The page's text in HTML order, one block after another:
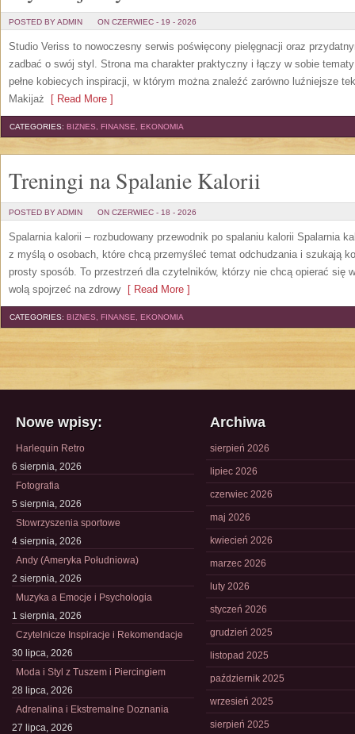
POSTED BY ADMIN ON CZERWIEC - 19 - 2026
Studio Veriss to nowoczesny serwis poświęcony pielęgnacji oraz
zadbać o swój styl. Strona ma charakter praktyczny i łączy w sobie
pełne kobiecych inspiracji, w którym można znaleźć zarówno luźniejsze
Makijaż [ Read More ]
CATEGORIES: BIZNES, FINANSE, EKONOMIA
Treningi na Spalanie Kalorii
POSTED BY ADMIN ON CZERWIEC - 18 - 2026
Spalarnia kalorii – rozbudowany przewodnik po spalaniu kalorii Spalarnia
z myślą o osobach, które chcą przemyśleć temat odchudzania i szukają
prosty sposób. To przestrzeń dla czytelników, którzy nie chcą opierać się
wolą spojrzeć na zdrowy [ Read More ]
CATEGORIES: BIZNES, FINANSE, EKONOMIA
Nowe wpisy:
Harlequin Retro
6 sierpnia, 2026
Fotografia
5 sierpnia, 2026
Stowrzyszenia sportowe
4 sierpnia, 2026
Andy (Ameryka Południowa)
2 sierpnia, 2026
Muzyka a Emocje i Psychologia
1 sierpnia, 2026
Czytelnicze Inspiracje i Rekomendacje
30 lipca, 2026
Moda i Styl z Tuszem i Piercingiem
28 lipca, 2026
Adrenalina i Ekstremalne Doznania
27 lipca, 2026
Archiwa
sierpień 2026
lipiec 2026
czerwiec 2026
maj 2026
kwiecień 2026
marzec 2026
luty 2026
styczeń 2026
grudzień 2025
listopad 2025
październik 2025
wrzesień 2025
sierpień 2025